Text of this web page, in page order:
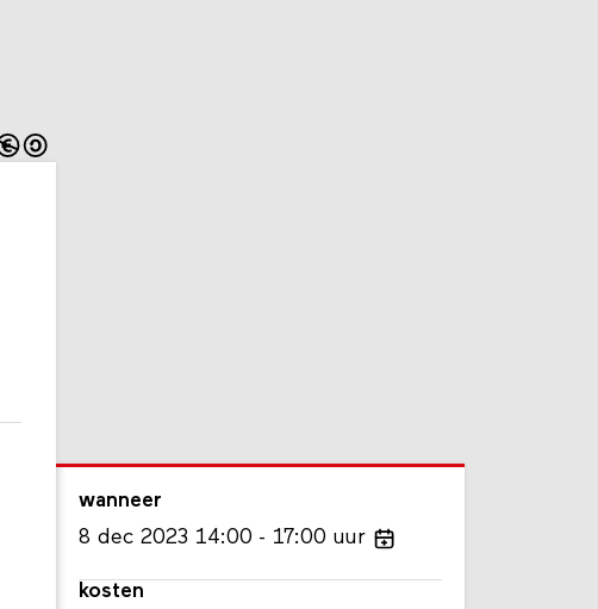
wanneer
8 dec 2023 14:00 17:00 uur
kosten